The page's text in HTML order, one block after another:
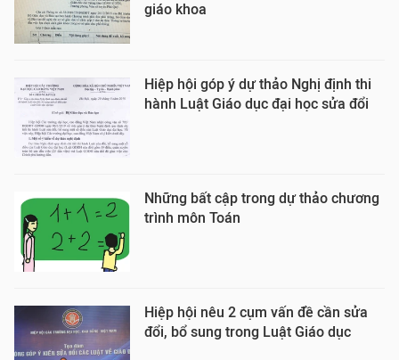
giáo khoa
Hiệp hội góp ý dự thảo Nghị định thi
hành Luật Giáo dục đại học sửa đổi
Những bất cập trong dự thảo chương
trình môn Toán
Hiệp hội nêu 2 cụm vấn đề cần sửa
đổi, bổ sung trong Luật Giáo dục